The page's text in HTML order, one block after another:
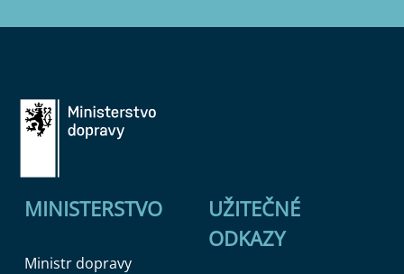
MINISTERSTVO
Ministr dopravy
UŽITEČNÉ
ODKAZY